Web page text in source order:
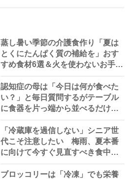
蒸し暑い季節の介護食作り「夏は
とくにたんぱく質の補給を」おす
すめ食材6選＆火を使わないお手軽
レシピ3選【管理栄養士提案】
認知症の母は「今日は何が食べた
い？」と毎日質問するがテーブル
に食器を片っ端から並べるだけ―
困った息子の対処法とものがない
現在の台所の意味
「冷蔵庫を過信しない」シニア世
代こそ注意したい 梅雨、夏本番
に向けて今すぐ見直すべき食中毒
対策を家事アドバイザーが指南
ブロッコリーは「冷凍」でも栄養